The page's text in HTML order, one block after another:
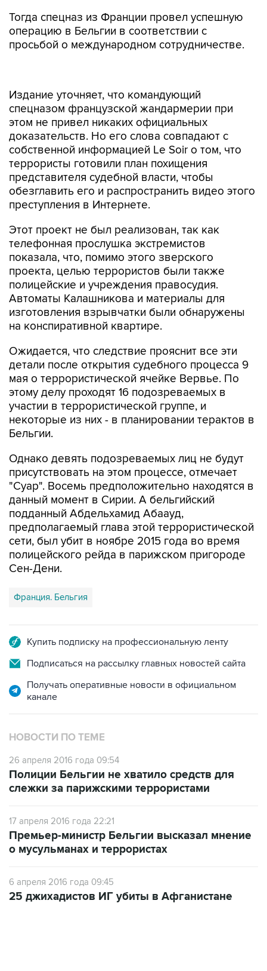
Тогда спецназ из Франции провел успешную
операцию в Бельгии в соответствии с
просьбой о международном сотрудничестве.
Издание уточняет, что командующий
спецназом французской жандармерии при
этом не привел никаких официальных
доказательств. Но его слова совпадают с
собственной информацией Le Soir о том, что
террористы готовили план похищения
представителя судебной власти, чтобы
обезглавить его и распространить видео этого
преступления в Интернете.
Этот проект не был реализован, так как
телефонная прослушка экстремистов
показала, что, помимо этого зверского
проекта, целью террористов были также
полицейские и учреждения правосудия.
Автоматы Калашникова и материалы для
изготовления взрывчатки были обнаружены
на конспиративной квартире.
Ожидается, что следствие прояснит все эти
детали после открытия судебного процесса 9
мая о террористической ячейке Вервье. По
этому делу проходят 16 подозреваемых в
участии в террористической группе, и
некоторые из них - в планировании терактов в
Бельгии.
Однако девять подозреваемых лиц не будут
присутствовать на этом процессе, отмечает
"Суар". Восемь предположительно находятся в
данный момент в Сирии. А бельгийский
подданный Абдельхамид Абаауд,
предполагаемый глава этой террористической
сети, был убит в ноябре 2015 года во время
полицейского рейда в парижском пригороде
Сен-Дени.
Франция. Бельгия
Купить подписку на профессиональную ленту
Подписаться на рассылку главных новостей сайта
Получать оперативные новости в официальном
канале
НОВОСТИ ПО ТЕМЕ
26 апреля 2016 года 09:54
Полиции Бельгии не хватило средств для
слежки за парижскими террористами
17 апреля 2016 года 22:21
Премьер-министр Бельгии высказал мнение
о мусульманах и террористах
6 апреля 2016 года 09:45
25 джихадистов ИГ убиты в Афганистане